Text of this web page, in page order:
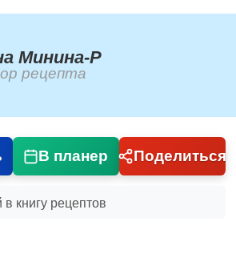
Минина-Р
рецепта
В планер Поделиться
книгу рецептов